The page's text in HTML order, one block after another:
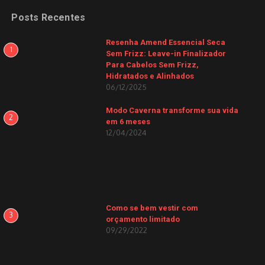
Posts Recentes
1
Resenha Amend Essencial Seca
Sem Frizz: Leave-in Finalizador
Para Cabelos Sem Frizz,
Hidratados e Alinhados
06/12/2025
2
Modo Caverna transforme sua vida
em 6 meses
12/04/2024
3
Como se bem vestir com
orçamento limitado
09/29/2022